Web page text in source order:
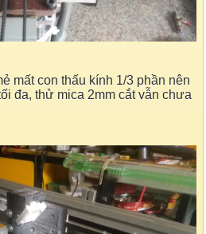
mất con thấu kính 1/3 phần nên
đa, thử mica 2mm cắt vẫn chưa